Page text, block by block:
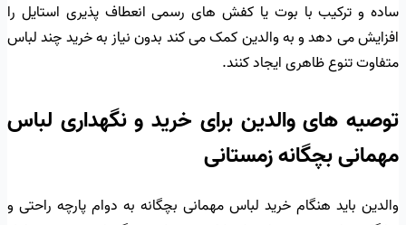
ساده و ترکیب با بوت یا کفش های رسمی انعطاف پذیری استایل را
افزایش می دهد و به والدین کمک می کند بدون نیاز به خرید چند لباس
متفاوت تنوع ظاهری ایجاد کنند.
توصیه های والدین برای خرید و نگهداری لباس
مهمانی بچگانه زمستانی
والدین باید هنگام خرید لباس مهمانی بچگانه به دوام پارچه راحتی و